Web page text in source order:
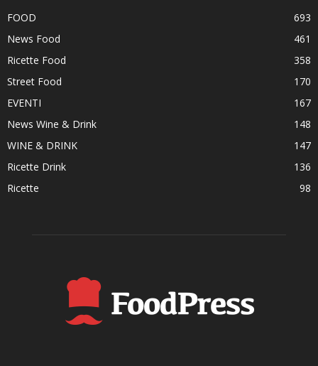
FOOD
693
News Food
461
Ricette Food
358
Street Food
170
EVENTI
167
News Wine & Drink
148
WINE & DRINK
147
Ricette Drink
136
Ricette
98